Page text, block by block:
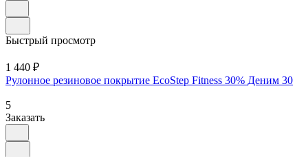
Быстрый просмотр
1 440 ₽
Рулонное резиновое покрытие EcoStep Fitness 30% Деним 30
5
Заказать